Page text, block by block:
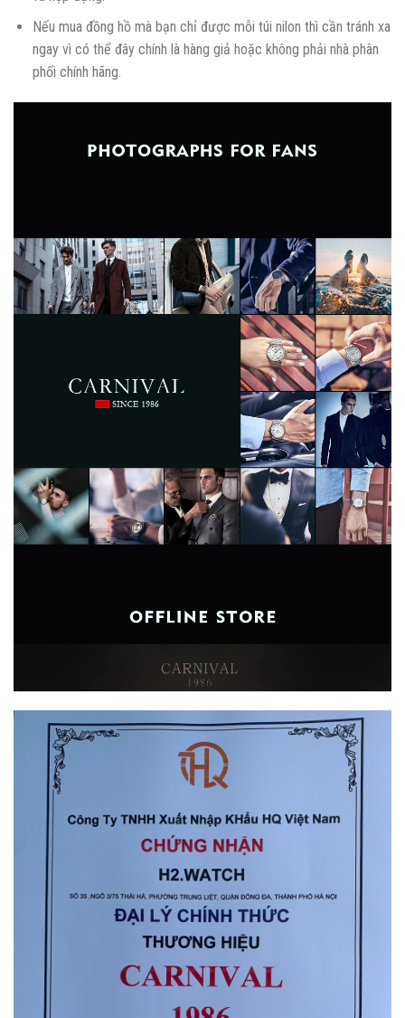
Nếu mua đồng hồ mà bạn chỉ được mỗi túi nilon thì cần tránh xa
ngay vì có thể đây chính là hàng giả hoặc không phải nhà phân
phối chính hãng.